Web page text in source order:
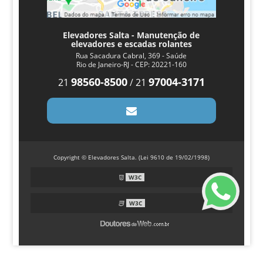
Elevadores Salta - Manutenção de
elevadores e escadas rolantes
Rua Sacadura Cabral, 369 - Saúde
Rio de Janeiro-RJ - CEP: 20221-160
21 98560-8500/21 97004-3171
Copyright © Elevadores Salta. (Lei 9610 de 19/02/1998)
W3C
W3C